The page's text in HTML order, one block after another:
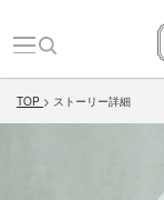
TOP ストーリー詳細